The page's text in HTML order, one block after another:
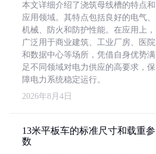
本文详细介绍了浇筑母线槽的特点和
应用领域。其特点包括良好的电气、
机械、防火和防护性能。在应用上，
广泛用于商业建筑、工业厂房、医院
和数据中心等场所，凭借自身优势满
足不同领域对电力供应的高要求，保
障电力系统稳定运行。
2026年8月4日
13米平板车的标准尺寸和载重参
数